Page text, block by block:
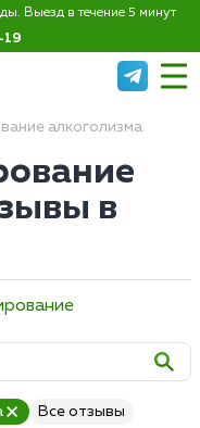
Выезд в течение 5 минут
19
алкоголизма
в
Все отзывы